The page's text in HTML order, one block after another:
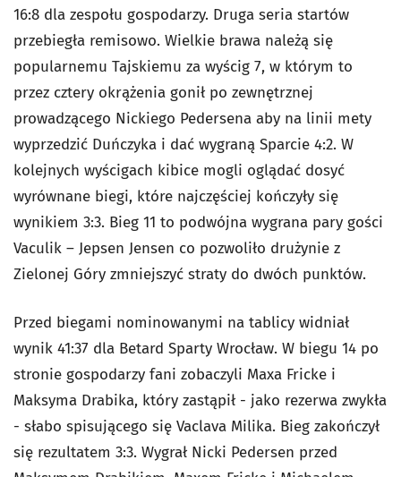
16:8 dla zespołu gospodarzy. Druga seria startów
przebiegła remisowo. Wielkie brawa należą się
popularnemu Tajskiemu za wyścig 7, w którym to
przez cztery okrążenia gonił po zewnętrznej
prowadzącego Nickiego Pedersena aby na linii mety
wyprzedzić Duńczyka i dać wygraną Sparcie 4:2. W
kolejnych wyścigach kibice mogli oglądać dosyć
wyrównane biegi, które najczęściej kończyły się
wynikiem 3:3. Bieg 11 to podwójna wygrana pary gości
Vaculik – Jepsen Jensen co pozwoliło drużynie z
Zielonej Góry zmniejszyć straty do dwóch punktów.
Przed biegami nominowanymi na tablicy widniał
wynik 41:37 dla Betard Sparty Wrocław. W biegu 14 po
stronie gospodarzy fani zobaczyli Maxa Fricke i
Maksyma Drabika, który zastąpił - jako rezerwa zwykła
- słabo spisującego się Vaclava Milika. Bieg zakończył
się rezultatem 3:3. Wygrał Nicki Pedersen przed